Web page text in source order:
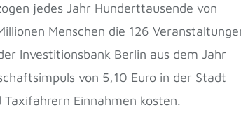
jedes Jahr Hunderttausende von
Menschen die 126
Investitionsbank Berlin aus dem Jahr
von 5,10 Euro in der Stadt
Einnahmen kosten.